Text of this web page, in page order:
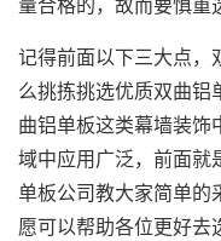
记得前面以下三大点，
么挑拣挑选优质双曲铝
曲铝单板这类幕墙装
域中应用广泛，前面就
单板公司教大家简单的
愿可以帮助各位更好